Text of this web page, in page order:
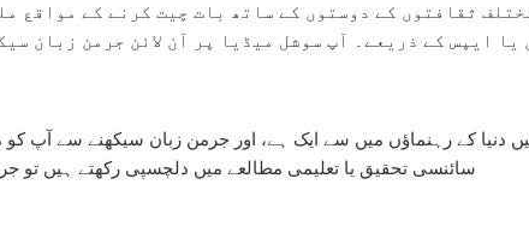
ثقافتوں کے دوستوں کے ساتھ بات چیت کرنے کے مواقع
یا ایپس کے ذریعے۔ آپ سوشل میڈیا پر آن لائن جرمن زبان
دنیا کے رہنماؤں میں سے ایک ہے، اور جرمن زبان سیکھنے سے آپ
سائنسی تحقیق یا تعلیمی مطالعے میں دلچسپی رکھتے ہیں تو